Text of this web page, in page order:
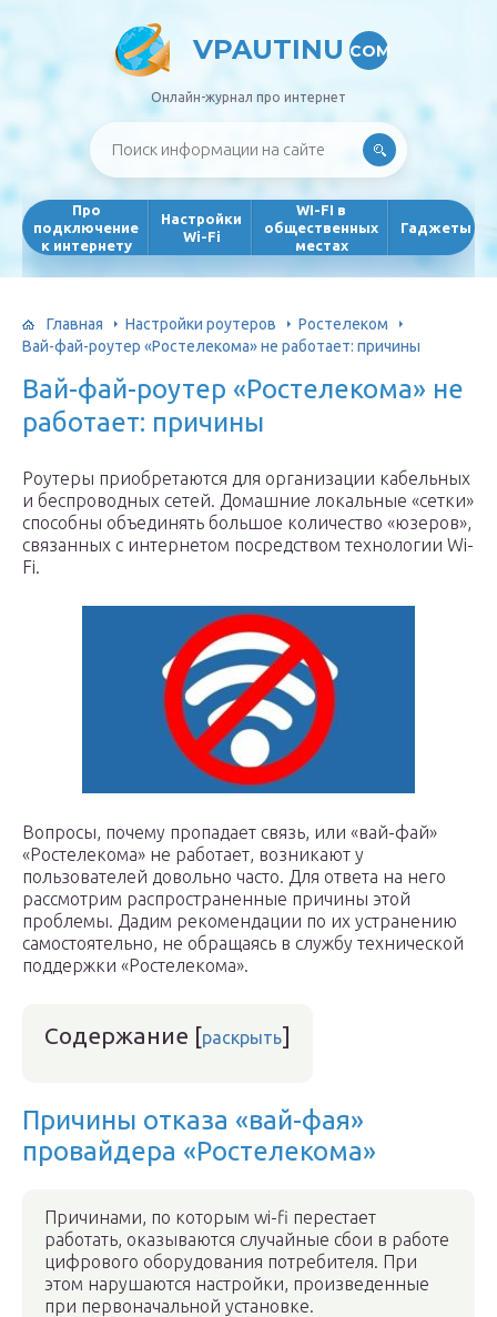
VPAUTINU COM
Онлайн-журнал про интернет
Про
подключение
к интернету
Настройки
Wi-Fi
WI-FI в
общественных
местах
Гаджеты
Главная Настройки роутеров
Ростелеком
Вай-фай-роутер «Ростелекома» не работает: причины
Вай-фай-роутер «Ростелекома» не
работает: причины
Роутеры приобретаются для организации кабельных
и беспроводных сетей. Домашние локальные «сетки»
способны объединять большое количество «юзеров»,
связанных с интернетом посредством технологии Wi-
Fi.
Вопросы, почему пропадает связь, или «вай-фай»
«Ростелекома» не работает, возникают у
пользователей довольно часто. Для ответа на него
рассмотрим распространенные причины этой
проблемы. Дадим рекомендации по их устранению
самостоятельно, не обращаясь в службу технической
поддержки «Ростелекома».
Содержание [раскрыть]
Причины отказа «вай-фая»
провайдера «Ростелекома»
Причинами, по которым wi-fi перестает
работать, оказываются случайные сбои в работе
цифрового оборудования потребителя. При
этом нарушаются настройки, произведенные
при первоначальной установке.